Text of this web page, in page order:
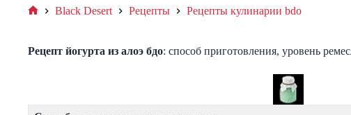
Black Desert Рецепты Рецепты кулинарии bdo
Рецепт йогурта из алоэ бдо: способ приготовления, уровень